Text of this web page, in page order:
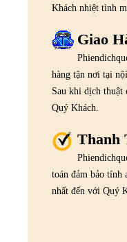
Khách nhiệt tình
Giao
hàng tận nơi tại
Sau khi dịch thuật
Quý Khách.
Thanh
toán đảm bảo tính
nhất đến với Quý